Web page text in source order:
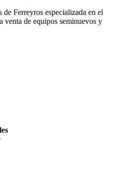
Ferreyros especializada en el
venta de equipos seminuevos y